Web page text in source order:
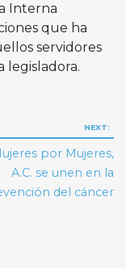
Interna
que ha
servidores
legisladora.
NEXT:
por Mujeres,
A.C. se unen en la
del cáncer